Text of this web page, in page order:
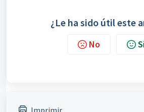
¿Le ha sido útil este
No
Imprimir